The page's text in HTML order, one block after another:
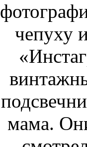
чепуху
мама.